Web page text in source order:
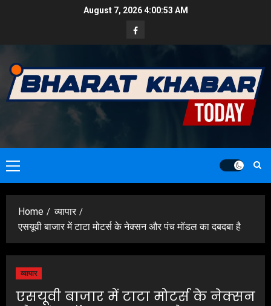
August 7, 20264:00:55 AM
Facebook
Primary
Menu
Home
व्यापार
एसयूवी बाजार में टाटा मोटर्स के नेक्सन और पंच मॉडल का दबदबा है
व्यापार
एसयूवी बाजार में टाटा मोटर्स के नेक्सन